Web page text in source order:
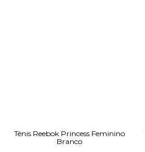
Tênis Reebok Princess Feminino
Branco